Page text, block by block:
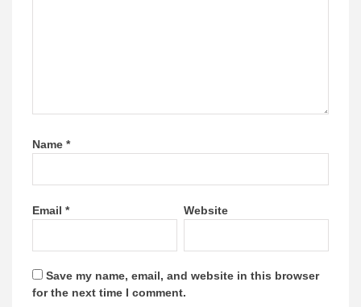
Name *
Email * Website
Save my name, email, and website in this browser
for the next time I comment.